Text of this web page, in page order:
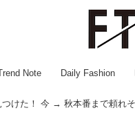
Note Daily Fashion